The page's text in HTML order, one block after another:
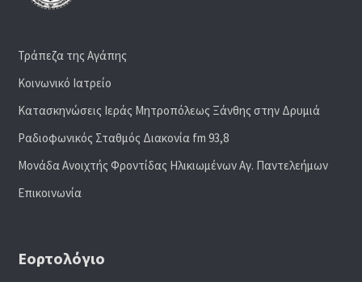
Τράπεζα της Αγάπης
Κοινωνικό Ιατρείο
Κατασκηνώσεις Ιεράς Μητροπόλεως Ξάνθης στην Δρυμιά
Ραδιoφωνικός Σταθμός Διακονία fm 93,8
Μονάδα Ανοιχτής Φροντίδας Ηλικιωμένων Αγ. Παντελεήμων
Επικοινωνία
Εορτολόγιο